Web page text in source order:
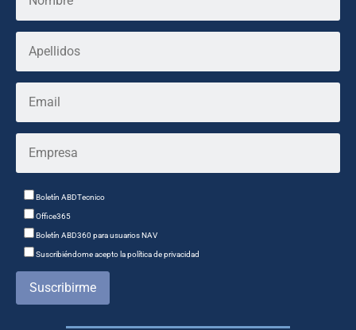
Boletín ABDTecnico
Office365
Boletín ABD360 para usuarios NAV
Suscribiéndome acepto la política de privacidad
Suscribirme